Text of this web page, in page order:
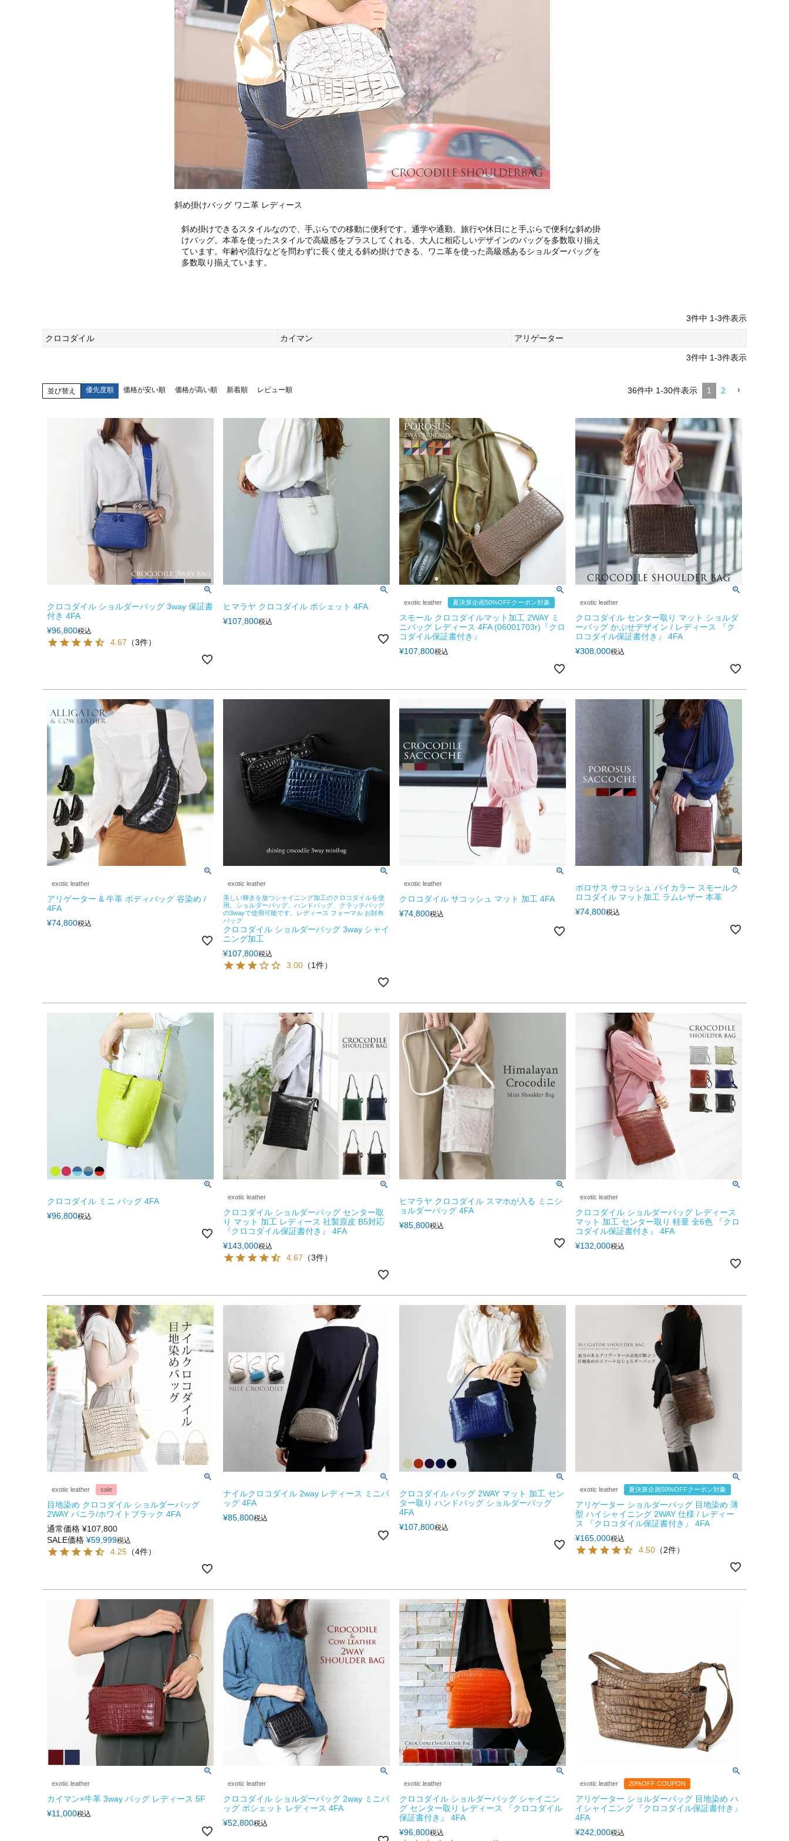
斜め掛けバッグ ワニ革 レディース
斜め掛けできるスタイルなので、手ぶらでの移動に便利です。通学や通勤、旅行や休日にと手ぶらで便利な斜め掛
けバッグ。本革を使ったスタイルで高級感をプラスしてくれる、大人に相応しいデザインのバッグを多数取り揃え
ています。年齢や流行などを問わずに長く使える斜め掛けできる、ワニ革を使った高級感あるショルダーバッグを
多数取り揃えています。
3件中 1-3件表示
クロコダイル カイマン アリゲーター
3件中 1-3件表示
並び替え 優先度順 価格が安い順 価格が高い順 新着順 レビュー順 36件中 1-30件表示 1 2
クロコダイル ショルダーバッグ 3way 保証書
付き 4FA
¥96,800税込
4.67 （3件）
ヒマラヤ クロコダイル ポシェット 4FA
¥107,800税込
exotic leather 夏決算企画50%OFFクーポン対象
スモール クロコダイルマット加工 2WAY ミ
ニバッグ レディース 4FA (06001703r)『クロ
コダイル保証書付き』
¥107,800税込
exotic leather
クロコダイル センター取り マット ショルダ
ーバッグ かぶせデザイン / レディース 『ク
ロコダイル保証書付き』 4FA
¥308,000税込
exotic leather
アリゲーター & 牛革 ボディバッグ 谷染め /
4FA
¥74,800税込
exotic leather
美しい輝きを放つシャイニング加工のクロコダイルを使
用。ショルダーバッグ、ハンドバッグ、クラッチバッグ
の3wayで使用可能です。レディース フォーマル お財布
バッグ
クロコダイル ショルダーバッグ 3way シャイ
ニング加工
¥107,800税込
3.00 （1件）
exotic leather
クロコダイル サコッシュ マット 加工 4FA
¥74,800税込
ポロサス サコッシュ バイカラー スモールク
ロコダイル マット加工 ラムレザー 本革
¥74,800税込
クロコダイル ミニ バッグ 4FA
¥96,800税込
exotic leather
クロコダイル ショルダーバッグ センター取
り マット 加工 レディース 社製原皮 B5対応
『クロコダイル保証書付き』 4FA
¥143,000税込
4.67 （3件）
ヒマラヤ クロコダイル スマホが入る ミニシ
ョルダーバッグ 4FA
¥85,800税込
exotic leather
クロコダイル ショルダーバッグ レディース
マット 加工 センター取り 軽量 全6色 『クロ
コダイル保証書付き』 4FA
¥132,000税込
exotic leather sale
目地染め クロコダイル ショルダーバッグ
2WAY バニラ/ホワイトブラック 4FA
通常価格 ¥107,800
SALE価格 ¥59,999税込
4.25 （4件）
ナイルクロコダイル 2way レディース ミニバ
ッグ 4FA
¥85,800税込
クロコダイル バッグ 2WAY マット 加工 セン
ター取り ハンドバッグ ショルダーバッグ
4FA
¥107,800税込
exotic leather 夏決算企画50%OFFクーポン対象
アリゲーター ショルダーバッグ 目地染め 薄
型 ハイシャイニング 2WAY 仕様 / レディー
ス 『クロコダイル保証書付き』 4FA
¥165,000税込
4.50 （2件）
exotic leather
カイマン×牛革 3way バッグ レディース 5F
¥11,000税込
exotic leather
クロコダイル ショルダーバッグ 2way ミニバ
ッグ ポシェット レディース 4FA
¥52,800税込
exotic leather
クロコダイル ショルダーバッグ シャイニン
グ センター取り レディース 『クロコダイル
保証書付き』 4FA
¥96,800税込
exotic leather 20%OFF COUPON
アリゲーター ショルダーバッグ 目地染め ハ
イシャイニング 『クロコダイル保証書付き』
4FA
¥242,000税込